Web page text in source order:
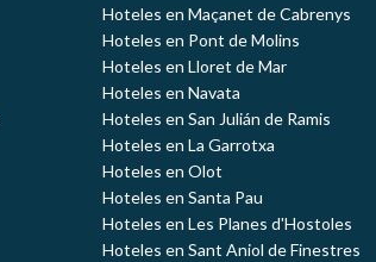
Hoteles en Maçanet de Cabrenys
Hoteles en Pont de Molins
Hoteles en Lloret de Mar
Hoteles en Navata
Hoteles en San Julián de Ramis
Hoteles en La Garrotxa
Hoteles en Olot
Hoteles en Santa Pau
Hoteles en Les Planes d'Hostoles
Hoteles en Sant Aniol de Finestres